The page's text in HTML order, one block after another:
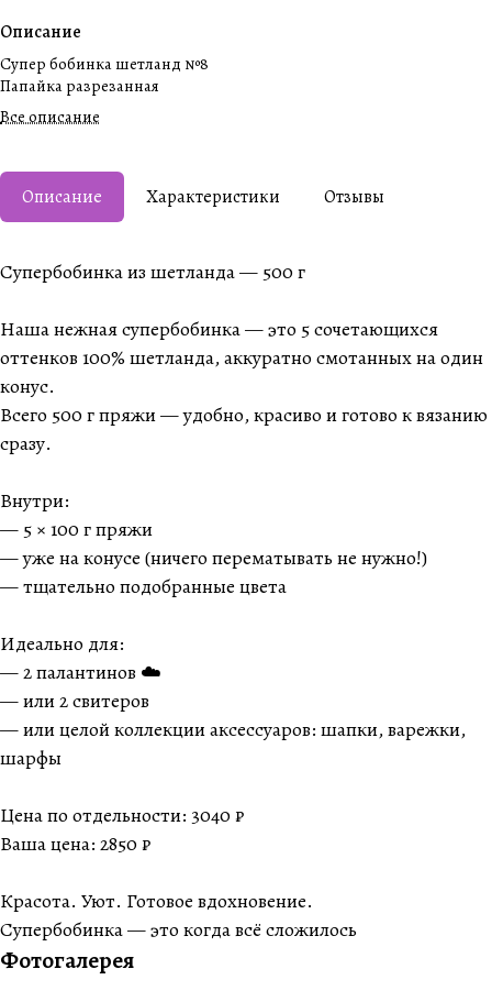
Описание
Супер бобинка шетланд №8
Папайка разрезанная
Все описание
Описание Характеристики Отзывы
Супербобинка из шетланда — 500 г
Наша нежная супербобинка — это 5 сочетающихся
оттенков 100% шетланда, аккуратно смотанных на один
конус.
Всего 500 г пряжи — удобно, красиво и готово к вязанию
сразу.
Внутри:
— 5 × 100 г пряжи
— уже на конусе (ничего перематывать не нужно!)
— тщательно подобранные цвета
Идеально для:
— 2 палантинов ☁️
— или 2 свитеров
— или целой коллекции аксессуаров: шапки, варежки,
шарфы
Цена по отдельности: 3040 ₽
Ваша цена: 2850 ₽
Красота. Уют. Готовое вдохновение.
Супербобинка — это когда всё сложилось
Фотогалерея